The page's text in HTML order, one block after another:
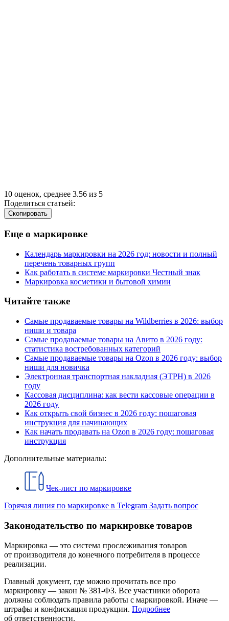
10 оценок, среднее 3.56 из 5
Поделиться статьей:
Cкопировать
Еще о маркировке
Календарь маркировки на 2026 год: новости и полный
перечень товарных групп
Как работать в системе маркировки Честный знак
Маркировка косметики и бытовой химии
Читайте также
Самые продаваемые товары на Wildberries в 2026: выбор
ниши и товара
Самые продаваемые товары на Авито в 2026 году:
статистика востребованных категорий
Самые продаваемые товары на Ozon в 2026 году: выбор
ниши для новичка
Электронная транспортная накладная (ЭТРН) в 2026
году
Кассовая дисциплина: как вести кассовые операции в
2026 году
Как открыть свой бизнес в 2026 году: пошаговая
инструкция для начинающих
Как начать продавать на Ozon в 2026 году: пошаговая
инструкция
Дополнительные материалы:
Чек-лист по маркировке
Горячая линия по маркировке в Telegram Задать вопрос
Законодательство по маркировке товаров
Маркировка — это система прослеживания товаров
от производителя до конечного потребителя в процессе
реализации.
Главный документ, где можно прочитать все про
маркировку — закон № 381-ФЗ. Все участники оборота
должны соблюдать правила работы с маркировкой. Иначе —
штрафы и конфискация продукции. Подробнее
об ответственности.